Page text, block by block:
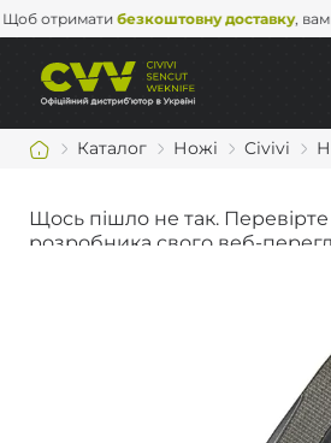
Щоб отриматибезкоштовну доставку,
Каталог Ножі Civivi
Щось пішло не так.
розробника свого веб-